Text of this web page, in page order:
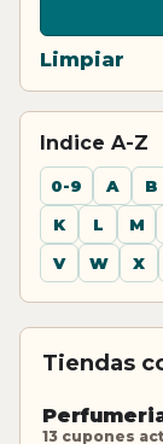
Limpiar
Indice A-Z
0-9 A B
K
L M
V
W X
Tiendas
13 cupones